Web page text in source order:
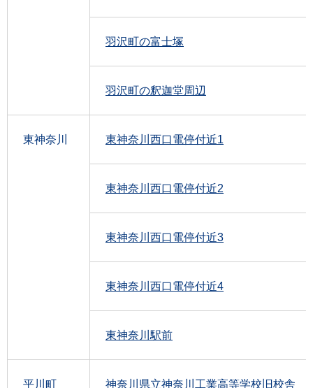
羽沢町の富士塚
羽沢町の釈迦堂周辺
東神奈川 東神奈川西口電停付近1
東神奈川西口電停付近2
東神奈川西口電停付近3
東神奈川西口電停付近4
東神奈川駅前
平川町 神奈川県立神奈川工業高等学校旧校舎